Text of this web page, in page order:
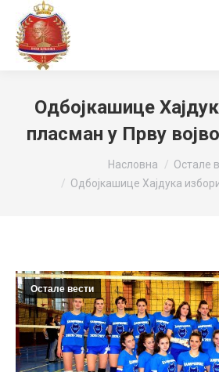
Одбојкашице
пласман у Прву
Насловна
Остале
Одбојкашице Хајдука
Остале вести